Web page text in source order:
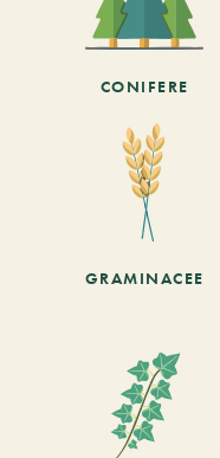
CONIFERE
GRAMINACEE